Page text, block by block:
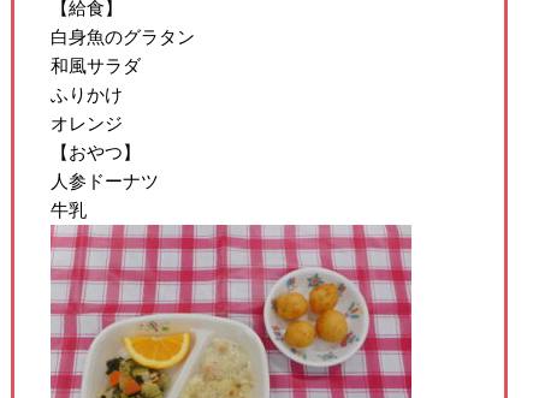
【給食】
白身魚のグラタン
和風サラダ
ふりかけ
オレンジ
【おやつ】
人参ドーナツ
牛乳